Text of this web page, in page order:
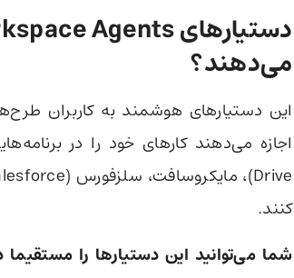
می‌دهند؟
کنند.